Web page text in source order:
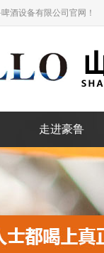
酒设备有限公司官网！
走进豪鲁